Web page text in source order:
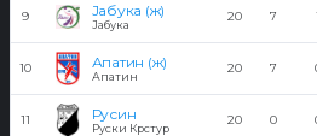
9 Јабука (ж)
Јабука
20 7
10 Апатин (ж)
Апатин
20 7
11 Русин
Руски Крстур
20 0